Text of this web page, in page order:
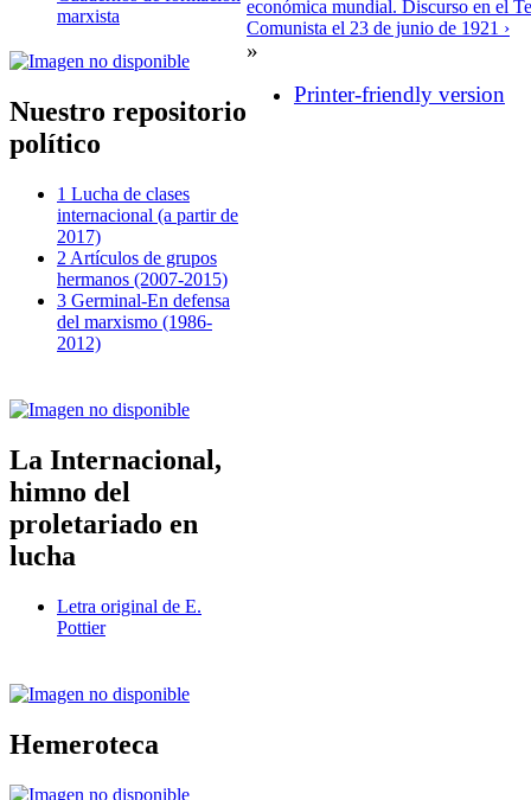
marxista
Nuestro repositorio
político
1 Lucha de clases
internacional (a partir de
2017)
2 Artículos de grupos
hermanos (2007-2015)
3 Germinal-En defensa
del marxismo (1986-
2012)
La Internacional,
himno del
proletariado en
lucha
Letra original de E.
Pottier
Hemeroteca
económica mundial. Discurso en el
Comunista el 23 de junio de 1921 ›
»
Printer-friendly version